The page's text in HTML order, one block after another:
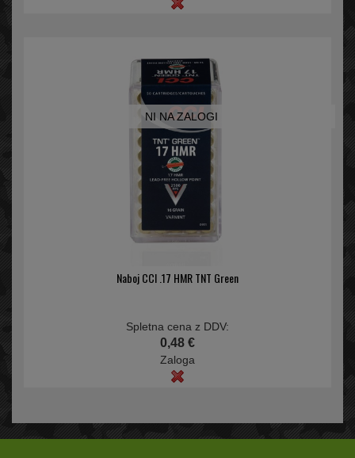
NI NA ZALOGI
Naboj CCI .17 HMR TNT Green
Spletna cena z DDV:
0,48 €
Zaloga